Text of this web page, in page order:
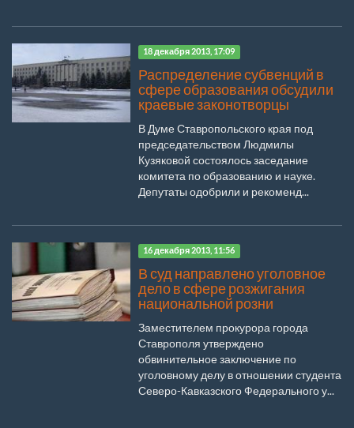
18 декабря 2013, 17:09
Распределение субвенций в
сфере образования обсудили
краевые законотворцы
В Думе Ставропольского края под
председательством Людмилы
Кузяковой состоялось заседание
комитета по образованию и науке.
Депутаты одобрили и рекоменд...
16 декабря 2013, 11:56
В суд направлено уголовное
дело в сфере розжигания
национальной розни
Заместителем прокурора города
Ставрополя утверждено
обвинительное заключение по
уголовному делу в отношении студента
Северо-Кавказского Федерального у...